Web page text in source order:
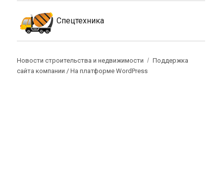
Спецтехника
Новости строительства и недвижимости
Поддержка
сайта компании /На платформе WordPress